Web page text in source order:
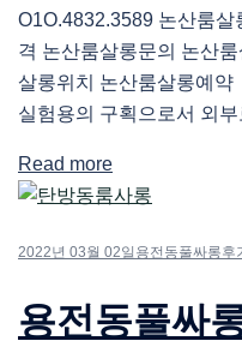
O1O.4832.3589 논산룸
격 논산룸살롱문의 논산
살롱위치 논산룸살롱예
실험용의 구획으로서 외
Read more
2022년 03월 02일 용전동풀싸롱후
용전동풀싸